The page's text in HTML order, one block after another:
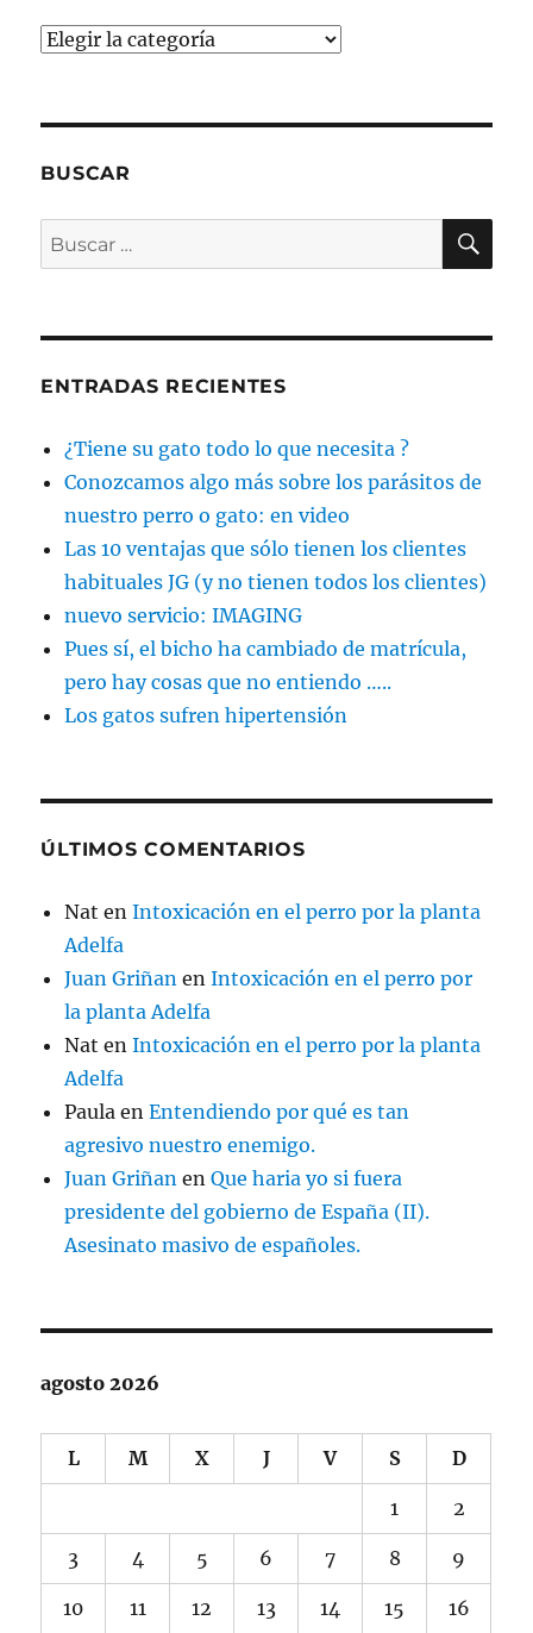
Categorías
BUSCAR
Buscar
por:
ENTRADAS RECIENTES
¿Tiene su gato todo lo que necesita ?
Conozcamos algo más sobre los parásitos de
nuestro perro o gato: en video
Las 10 ventajas que sólo tienen los clientes
habituales JG (y no tienen todos los clientes)
nuevo servicio: IMAGING
Pues sí, el bicho ha cambiado de matrícula,
pero hay cosas que no entiendo …..
Los gatos sufren hipertensión
ÚLTIMOS COMENTARIOS
Nat enIntoxicación en el perro por la planta
Adelfa
Juan Griñan enIntoxicación en el perro por
la planta Adelfa
Nat enIntoxicación en el perro por la planta
Adelfa
Paula enEntendiendo por qué es tan
agresivo nuestro enemigo.
Juan Griñan enQue haria yo si fuera
presidente del gobierno de España (II).
Asesinato masivo de españoles.
agosto 2026
L M X J V S D
1 2
3 4 5 6 7 8 9
10 11 12 13 14 15 16